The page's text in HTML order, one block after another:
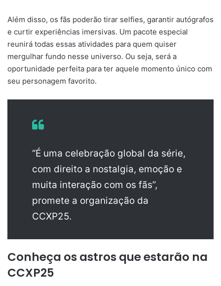
Além disso, os fãs poderão tirar selfies, garantir autógrafos
e curtir experiências imersivas. Um pacote especial
reunirá todas essas atividades para quem quiser
mergulhar fundo nesse universo. Ou seja, será a
oportunidade perfeita para ter aquele momento único com
seu personagem favorito.
“É uma celebração global da série,
com direito a nostalgia, emoção e
muita interação com os fãs”,
promete a organização da
CCXP25.
Conheça os astros que estarão na
CCXP25